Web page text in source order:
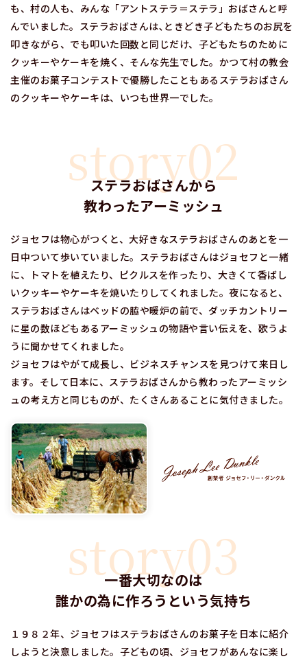
も、村の人も、みんな「アントステラ＝ステラ」おばさんと呼
んでいました。ステラおばさんは､ときどき子どもたちのお尻を
叩きながら、でも叩いた回数と同じだけ、子どもたちのために
クッキーやケーキを焼く、そんな先生でした。かつて村の教会
主催のお菓子コンテストで優勝したこともあるステラおばさん
のクッキーやケーキは、いつも世界一でした。
ステラおばさんから
教わったアーミッシュ
story02
ジョセフは物心がつくと、大好きなステラおばさんのあとを一
日中ついて歩いていました。ステラおばさんはジョセフと一緒
に、トマトを植えたり、ピクルスを作ったり、大きくて香ばし
いクッキーやケーキを焼いたりしてくれました。夜になると、
ステラおばさんはベッドの脇や暖炉の前で、ダッチカントリー
に星の数ほどもあるアーミッシュの物語や言い伝えを、歌うよ
うに聞かせてくれました。
ジョセフはやがて成長し、ビジネスチャンスを見つけて来日し
ます。そして日本に、ステラおばさんから教わったアーミッシ
ュの考え方と同じものが、たくさんあることに気付きました。
一番大切なのは
誰かの為に作ろうという気持ち
story03
１９８２年、ジョセフはステラおばさんのお菓子を日本に紹介
しようと決意しました。子どもの頃、ジョセフがあんなに楽し